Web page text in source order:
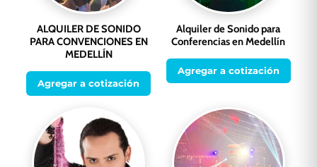
ALQUILER DE SONIDO
PARA CONVENCIONES EN
MEDELLÍN
Agregar a cotización
Alquiler de Sonido para
Conferencias en Medellín
Agregar a cotización